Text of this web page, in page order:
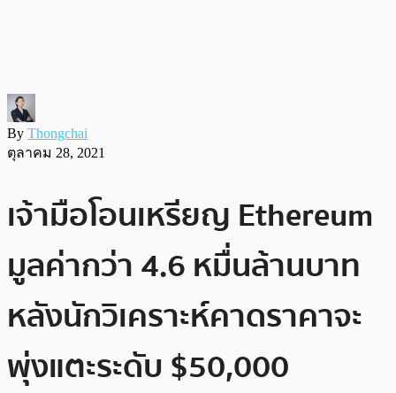
By Thongchai
ตุลาคม 28, 2021
เจ้ามือโอนเหรียญ Ethereum
มูลค่ากว่า 4.6 หมื่นล้านบาท
หลังนักวิเคราะห์คาดราคาจะ
พุ่งแตะระดับ $50,000